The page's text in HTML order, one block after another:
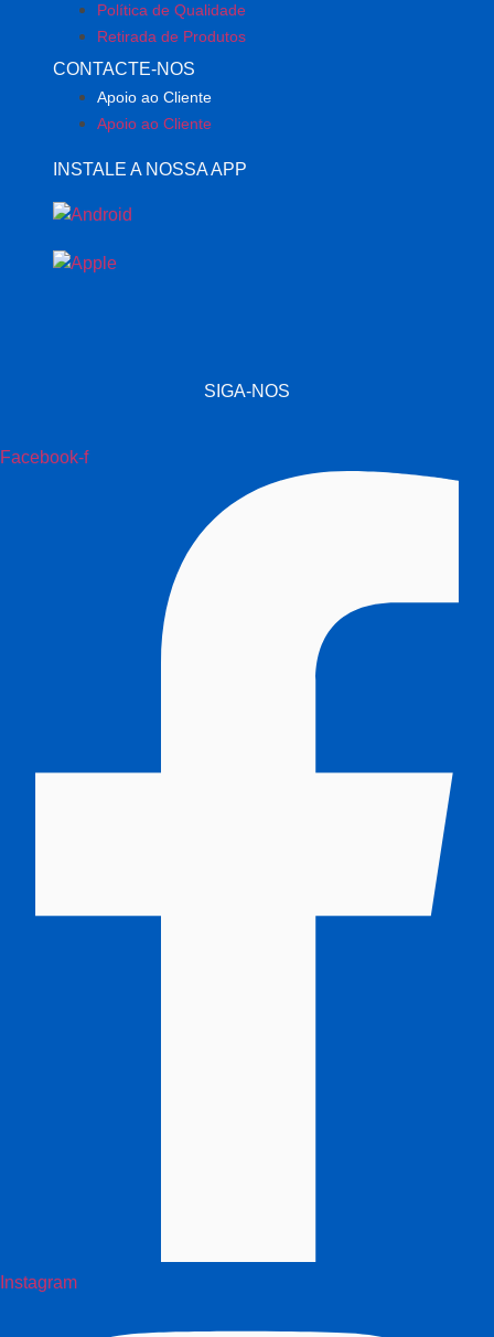
Política de Qualidade
Retirada de Produtos
CONTACTE-NOS
Apoio ao Cliente
Apoio ao Cliente
INSTALE A NOSSA APP
SIGA-NOS
Facebook-f
Instagram